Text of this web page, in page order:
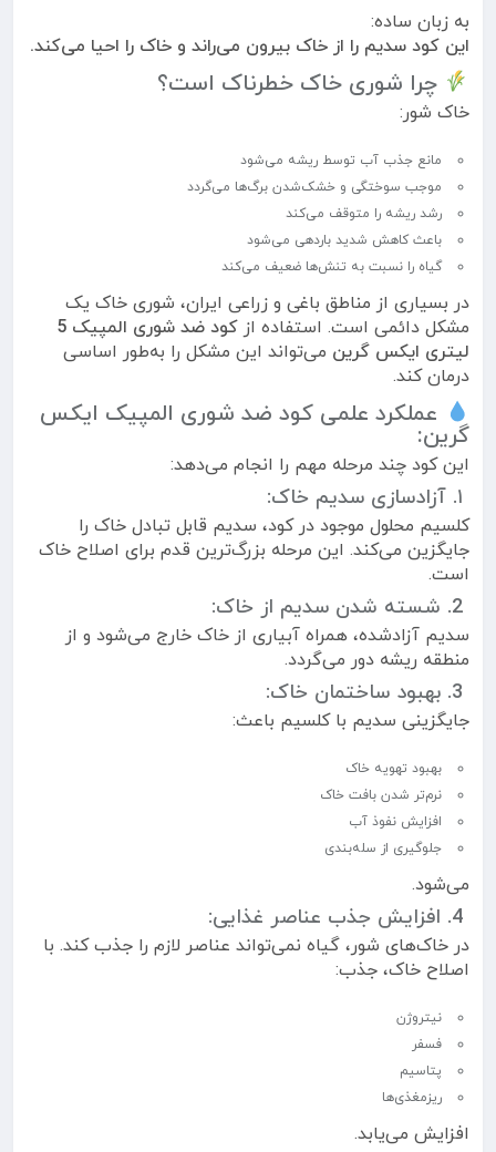
به زبان ساده:
این کود سدیم را از خاک بیرون می‌راند و خاک را احیا می‌کند.
چرا شوری خاک خطرناک است؟
خاک شور:
مانع جذب آب توسط ریشه می‌شود
موجب سوختگی و خشک‌شدن برگ‌ها می‌گردد
رشد ریشه را متوقف می‌کند
باعث کاهش شدید باردهی می‌شود
گیاه را نسبت به تنش‌ها ضعیف می‌کند
در بسیاری از مناطق باغی و زراعی ایران، شوری خاک یک
مشکل دائمی است. استفاده از
کود ضد شوری المپیک 5
لیتری ایکس گرین می‌تواند این مشکل را به‌طور اساسی
درمان کند.
عملکرد علمی کود ضد شوری المپیک ایکس
گرین:
این کود چند مرحله مهم را انجام می‌دهد:
کلسیم محلول موجود در کود، سدیم قابل تبادل خاک را
جایگزین می‌کند. این مرحله بزرگ‌ترین قدم برای اصلاح خاک
است.
سدیم آزادشده، همراه آبیاری از خاک خارج می‌شود و از
منطقه ریشه دور می‌گردد.
جایگزینی سدیم با کلسیم باعث:
بهبود تهویه خاک
نرم‌تر شدن بافت خاک
افزایش نفوذ آب
جلوگیری از سله‌بندی
می‌شود.
در خاک‌های شور، گیاه نمی‌تواند عناصر لازم را جذب کند. با
اصلاح خاک، جذب:
نیتروژن
فسفر
پتاسیم
ریزمغذی‌ها
افزایش می‌یابد.